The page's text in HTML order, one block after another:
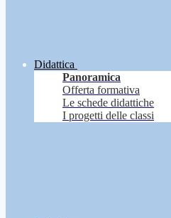
Didattica
Panoramica
Offerta formativa
Le schede didattiche
I progetti delle classi